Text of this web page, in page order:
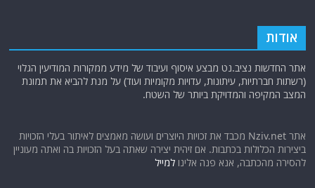
אודות
אתר החדשות נציב.נט מבצע איסוף ועיבוד של מידע ממקורות המודיעין הגלוי
(רשתות חברתיות, עיתונות, עדויות מקומיות ועוד) על מנת להביא את תמונת
המצב המקיפה והמדויקת ביותר של השטח.
אתר Nziv.net מכבד את זכויות היוצרים ועושה מאמצים לאיתור בעלי הזכויות
ביצירות הכלולות בכתבות. אם זיהית יצירה שאתה בעל הזכויות בה ואתה מעוניין
להסירה מהכתבה, אנא פנה אלינולמייל